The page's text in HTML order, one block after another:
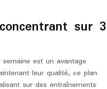
sur 3
est un avantage
leur qualité, ce plan
sur des entraînements